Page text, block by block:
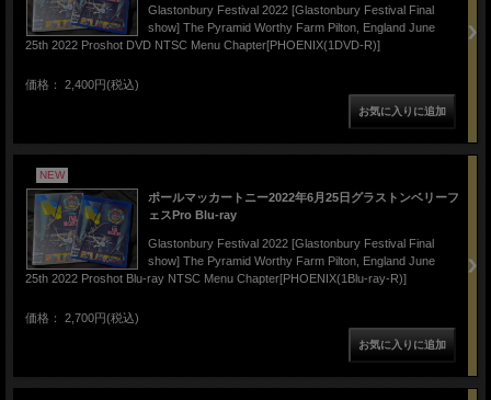
Glastonbury Festival 2022 [Glastonbury Festival Final
show] The Pyramid Worthy Farm Pilton, England June
25th 2022 Proshot DVD NTSC Menu Chapter[PHOENIX(1DVD-R)]
価格： 2,400円(税込)
NEW
ポールマッカートニー2022年6月25日グラストンベリーフ
ェスPro Blu-ray
Glastonbury Festival 2022 [Glastonbury Festival Final
show] The Pyramid Worthy Farm Pilton, England June
25th 2022 Proshot Blu-ray NTSC Menu Chapter[PHOENIX(1Blu-ray-R)]
価格： 2,700円(税込)